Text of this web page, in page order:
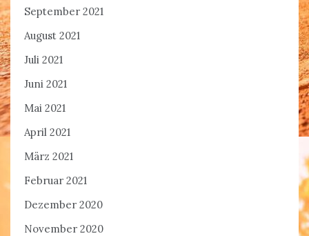
September 2021
August 2021
Juli 2021
Juni 2021
Mai 2021
April 2021
März 2021
Februar 2021
Dezember 2020
November 2020